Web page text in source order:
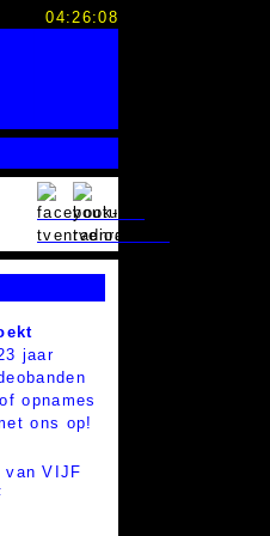
04:26:08
jaar
opnames
ons op!
van VIJF